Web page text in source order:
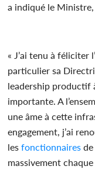
a indiqué le Ministre,
« J’ai tenu à féliciter
particulier sa
leadership productif
importante. A
une âme à cette
engagement, j’ai
lesfonctionnaires
massivement